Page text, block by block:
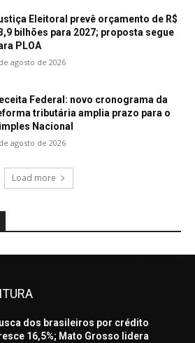
Eleitoral prevê orçamento de R$
bilhões para 2027; proposta segue
PLOA
agosto de 2026
Federal: novo cronograma da
tributária amplia prazo para o
Nacional
agosto de 2026
Load more
dos brasileiros por crédito
16,5%; Mato Grosso lidera